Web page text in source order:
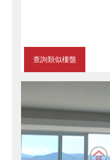
查詢類似樓盤